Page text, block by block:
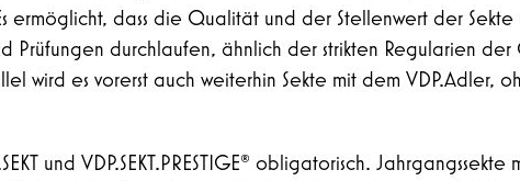
ermöglicht, dass die Qualität und der Stellenwert der Sekte
Prüfungen durchlaufen, ähnlich der strikten Regularien
wird es vorerst auch weiterhin Sekte mit dem VDP.Adler,
und VDP.SEKT.PRESTIGE® obligatorisch. Jahrgangssekte